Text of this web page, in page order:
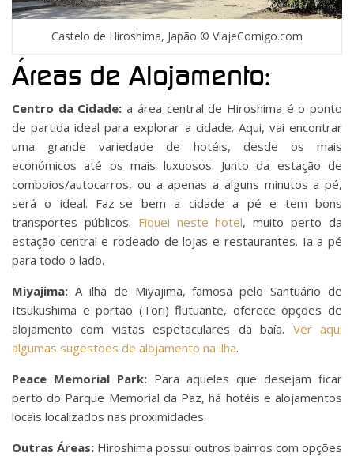
Castelo de Hiroshima, Japão © ViajeComigo.com
Áreas de Alojamento:
Centro da Cidade: a área central de Hiroshima é o ponto
de partida ideal para explorar a cidade. Aqui, vai encontrar
uma grande variedade de hotéis, desde os mais
económicos até os mais luxuosos. Junto da estação de
comboios/autocarros, ou a apenas a alguns minutos a pé,
será o ideal. Faz-se bem a cidade a pé e tem bons
transportes públicos. Fiquei neste hotel, muito perto da
estação central e rodeado de lojas e restaurantes. Ia a pé
para todo o lado.
Miyajima: A ilha de Miyajima, famosa pelo Santuário de
Itsukushima e portão (Tori) flutuante, oferece opções de
alojamento com vistas espetaculares da baía. Ver aqui
algumas sugestões de alojamento na ilha.
Peace Memorial Park: Para aqueles que desejam ficar
perto do Parque Memorial da Paz, há hotéis e alojamentos
locais localizados nas proximidades.
Outras Áreas: Hiroshima possui outros bairros com opções